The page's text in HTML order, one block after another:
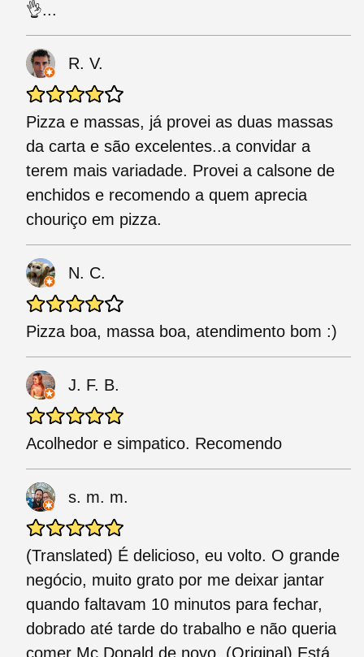
👌...
R. V.
Pizza e massas, já provei as duas massas
da carta e são excelentes..a convidar a
terem mais variadade. Provei a calsone de
enchidos e recomendo a quem aprecia
chouriço em pizza.
N. C.
Pizza boa, massa boa, atendimento bom :)
J. F. B.
Acolhedor e simpatico. Recomendo
s. m. m.
(Translated) É delicioso, eu volto. O grande
negócio, muito grato por me deixar jantar
quando faltavam 10 minutos para fechar,
dobrado até tarde do trabalho e não queria
comer Mc Donald de novo. (Original) Está